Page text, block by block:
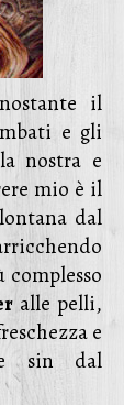
il
e gli
nostra e
mio è il
dal
alle pelli,
e
sin dal